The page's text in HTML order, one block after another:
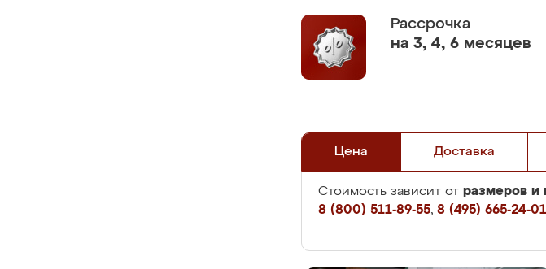
Рассрочка
на 3, 4, 6 месяцев
Цена Доставка
Стоимость зависит от размеров и
8 (800) 511-89-55, 8 (495) 665-24-01